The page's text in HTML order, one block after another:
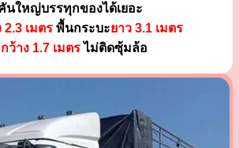
นใหญ่บรรทุกของได้เยอะ
2.3 เมตรพื้นกระบะยาว 3.1 เมตร
กว้าง 1.7 เมตรไม่ติดซุ้มล้อ